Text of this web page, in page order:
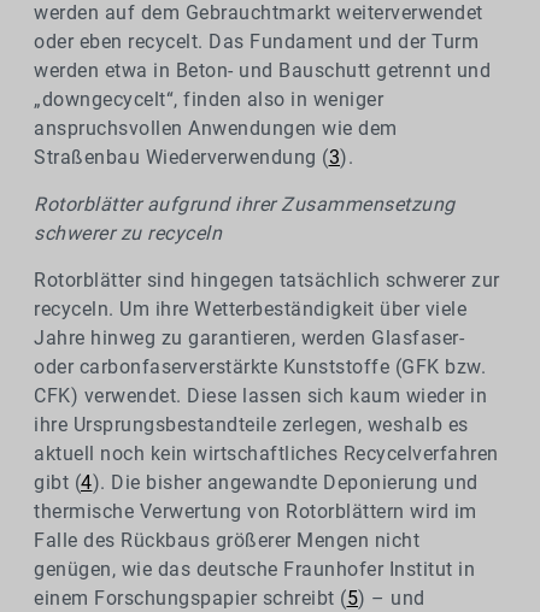
werden auf dem Gebrauchtmarkt weiterverwendet
oder eben recycelt. Das Fundament und der Turm
werden etwa in Beton- und Bauschutt getrennt und
„downgecycelt“, finden also in weniger
anspruchsvollen Anwendungen wie dem
Straßenbau Wiederverwendung (3).
Rotorblätter aufgrund ihrer Zusammensetzung
schwerer zu recyceln
Rotorblätter sind hingegen tatsächlich schwerer zur
recyceln. Um ihre Wetterbeständigkeit über viele
Jahre hinweg zu garantieren, werden Glasfaser-
oder carbonfaserverstärkte Kunststoffe (GFK bzw.
CFK) verwendet. Diese lassen sich kaum wieder in
ihre Ursprungsbestandteile zerlegen, weshalb es
aktuell noch kein wirtschaftliches Recycelverfahren
gibt (4). Die bisher angewandte Deponierung und
thermische Verwertung von Rotorblättern wird im
Falle des Rückbaus größerer Mengen nicht
genügen, wie das deutsche Fraunhofer Institut in
einem Forschungspapier schreibt (5) – und